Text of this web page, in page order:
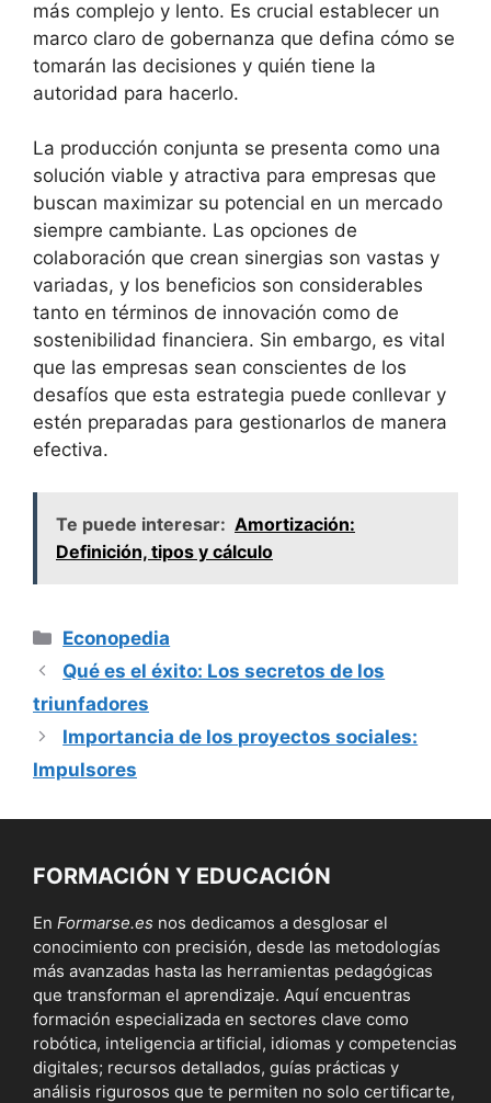
más complejo y lento. Es crucial establecer un
marco claro de gobernanza que defina cómo se
tomarán las decisiones y quién tiene la
autoridad para hacerlo.
La producción conjunta se presenta como una
solución viable y atractiva para empresas que
buscan maximizar su potencial en un mercado
siempre cambiante. Las opciones de
colaboración que crean sinergias son vastas y
variadas, y los beneficios son considerables
tanto en términos de innovación como de
sostenibilidad financiera. Sin embargo, es vital
que las empresas sean conscientes de los
desafíos que esta estrategia puede conllevar y
estén preparadas para gestionarlos de manera
efectiva.
Te puede interesar: Amortización:
Definición, tipos y cálculo
Categorías
Econopedia
Qué es el éxito: Los secretos de los
triunfadores
Importancia de los proyectos sociales:
Impulsores
FORMACIÓN Y EDUCACIÓN
En Formarse.es nos dedicamos a desglosar el
conocimiento con precisión, desde las metodologías
más avanzadas hasta las herramientas pedagógicas
que transforman el aprendizaje. Aquí encuentras
formación especializada en sectores clave como
robótica, inteligencia artificial, idiomas y competencias
digitales; recursos detallados, guías prácticas y
análisis rigurosos que te permiten no solo certificarte,